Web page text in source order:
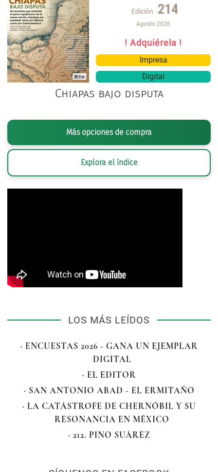
Edición 214
Agosto 2026
! Adquiérela !
Impresa
Digital
Chiapas bajo disputa
Más opciones de compra
Explora el índice
LOS MÁS LEÍDOS
· ENCUESTAS 2026 - GANA UN EJEMPLAR
DIGITAL
· EL EDITOR
· SAN ANTONIO ABAD - EL ERMITAÑO
· LA CATÁSTROFE DE CHERNÓBIL Y SU
RESONANCIA EN MÉXICO
· 212. PINO SUÁREZ